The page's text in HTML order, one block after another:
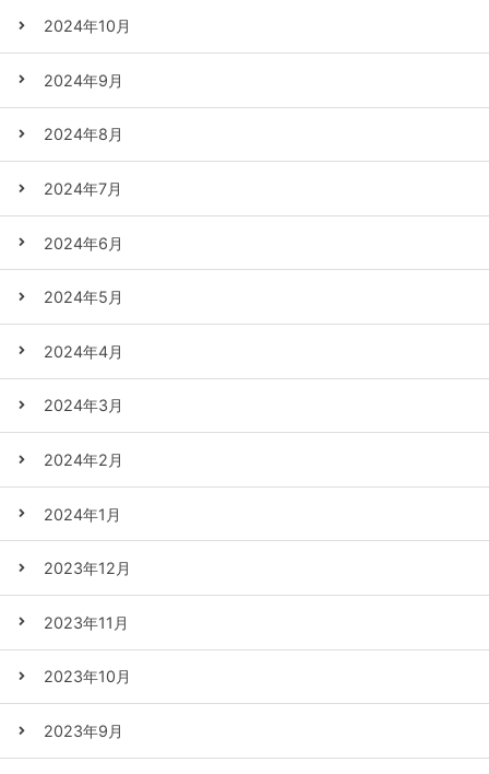
2024年10月
2024年9月
2024年8月
2024年7月
2024年6月
2024年5月
2024年4月
2024年3月
2024年2月
2024年1月
2023年12月
2023年11月
2023年10月
2023年9月